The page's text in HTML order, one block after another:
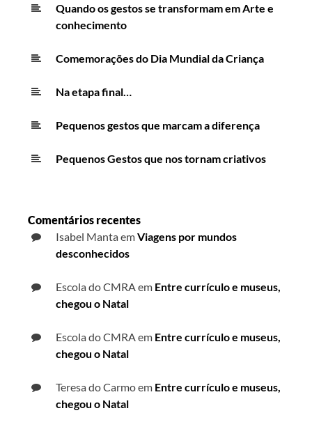
Quando os gestos se transformam em Arte e
conhecimento
Comemorações do Dia Mundial da Criança
Na etapa final…
Pequenos gestos que marcam a diferença
Pequenos Gestos que nos tornam criativos
Comentários recentes
Isabel MantaemViagens por mundos
desconhecidos
Escola do CMRAem Entre currículo e museus,
chegou o Natal
Escola do CMRAem Entre currículo e museus,
chegou o Natal
Teresa do Carmoem Entre currículo e museus,
chegou o Natal